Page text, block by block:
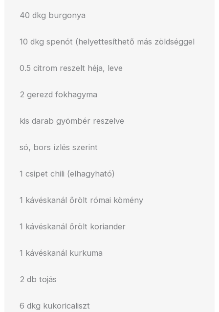
40 dkg burgonya
10 dkg spenót (helyettesíthető más zöldséggel
0.5 citrom reszelt héja, leve
2 gerezd fokhagyma
kis darab gyömbér reszelve
só, bors ízlés szerint
1 csipet chili (elhagyható)
1 kávéskanál őrölt római kömény
1 kávéskanál őrölt koriander
1 kávéskanál kurkuma
2 db tojás
6 dkg kukoricaliszt